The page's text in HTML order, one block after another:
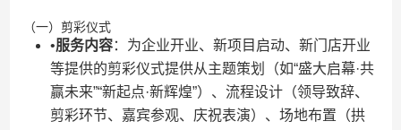
（一）剪彩仪式
•​​服务内容​​：为企业开业、新项目启动、新门店开业
等提供的剪彩仪式提供从主题策划（如“盛大启幕·共
赢未来”“新起点·新辉煌”）、流程设计（领导致辞、
剪彩环节、嘉宾参观、庆祝表演）、场地布置（拱